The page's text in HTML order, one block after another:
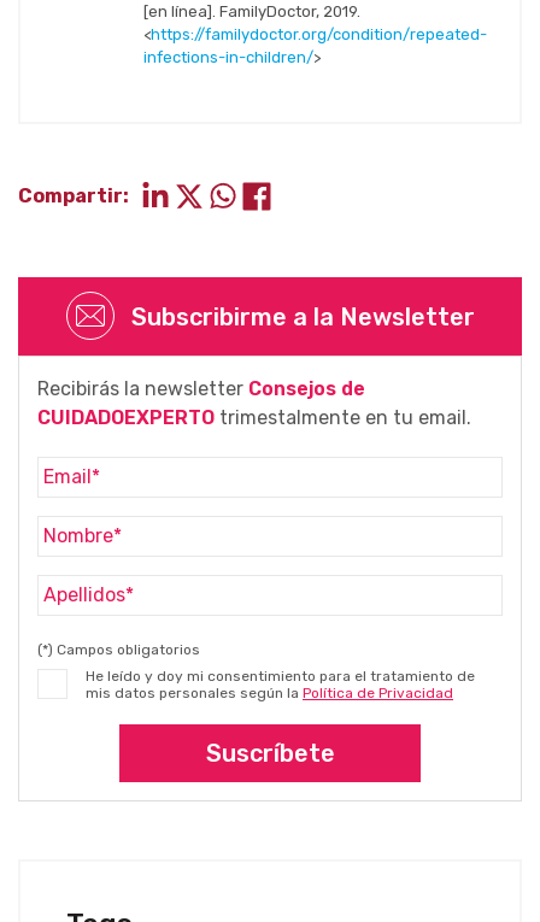
[en línea]. FamilyDoctor, 2019.
<https://familydoctor.org/condition/repeated-
infections-in-children/>
Compartir:
Subscribirme a la Newsletter
Recibirás la newsletter Consejos de
CUIDADOEXPERTO trimestalmente en tu email.
(*) Campos obligatorios
He leído y doy mi consentimiento para el tratamiento de
mis datos personales según la Política de Privacidad
Suscríbete